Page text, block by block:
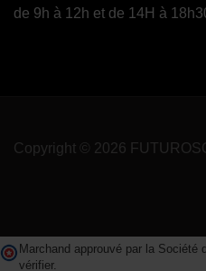
de 9h à 12h et de 14H à
Copyright © 2026
Marchand approuvé par la Société
vérifier.